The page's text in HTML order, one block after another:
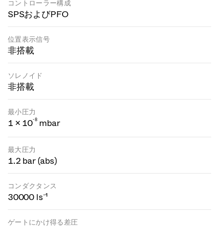
コントローラー構成
SPSおよびPFO
位置表示信号
非搭載
ソレノイド
非搭載
最小圧力
1 × 10-8 mbar
最大圧力
1.2 bar (abs)
コンダクタンス
30000 ls⁻¹
ゲートにかけ得る差圧